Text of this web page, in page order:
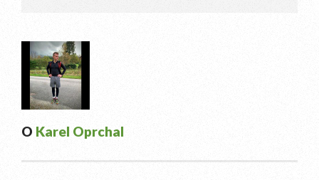
O Karel Oprchal